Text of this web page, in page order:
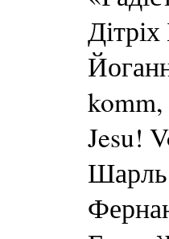
Jesu!
Шарль